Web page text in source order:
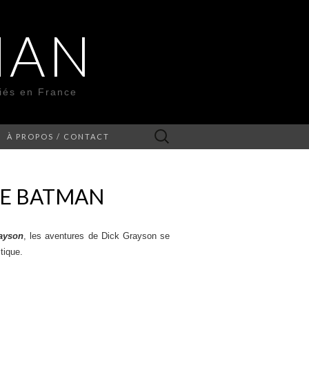
en France
À PROPOS / CONTACT Rechercher :
BATMAN
, les aventures de Dick Grayson se